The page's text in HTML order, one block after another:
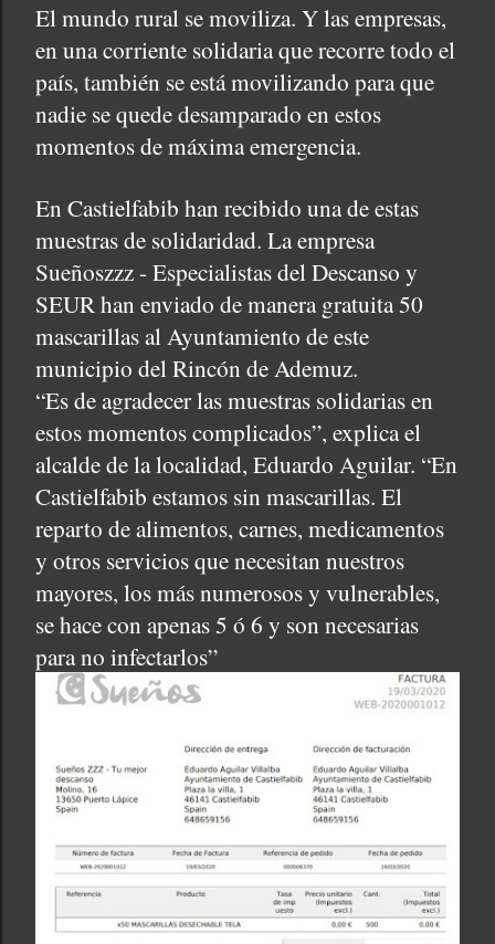
El mundo rural se moviliza. Y las empresas,
en una corriente solidaria que recorre todo el
país, también se está movilizando para que
nadie se quede desamparado en estos
momentos de máxima emergencia.
En Castielfabib han recibido una de estas
muestras de solidaridad. La empresa
Sueñoszzz - Especialistas del Descanso y
SEUR han enviado de manera gratuita 50
mascarillas al Ayuntamiento de este
municipio del Rincón de Ademuz.
“Es de agradecer las muestras solidarias en
estos momentos complicados”, explica el
alcalde de la localidad, Eduardo Aguilar. “En
Castielfabib estamos sin mascarillas. El
reparto de alimentos, carnes, medicamentos
y otros servicios que necesitan nuestros
mayores, los más numerosos y vulnerables,
se hace con apenas 5 ó 6 y son necesarias
para no infectarlos”